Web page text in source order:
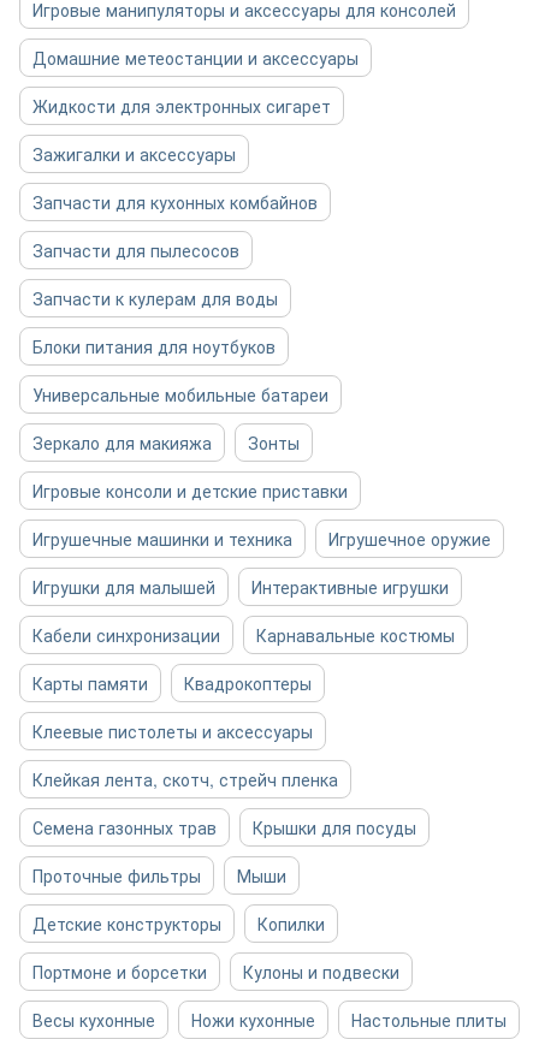
Игровые манипуляторы и аксессуары для консолей
Домашние метеостанции и аксессуары
Жидкости для электронных сигарет
Зажигалки и аксессуары
Запчасти для кухонных комбайнов
Запчасти для пылесосов
Запчасти к кулерам для воды
Блоки питания для ноутбуков
Универсальные мобильные батареи
Зеркало для макияжа
Зонты
Игровые консоли и детские приставки
Игрушечные машинки и техника
Игрушечное оружие
Игрушки для малышей
Интерактивные игрушки
Кабели синхронизации
Карнавальные костюмы
Карты памяти
Квадрокоптеры
Клеевые пистолеты и аксессуары
Клейкая лента, скотч, стрейч пленка
Семена газонных трав
Крышки для посуды
Проточные фильтры
Мыши
Детские конструкторы
Копилки
Портмоне и борсетки
Кулоны и подвески
Весы кухонные
Ножи кухонные
Настольные плиты